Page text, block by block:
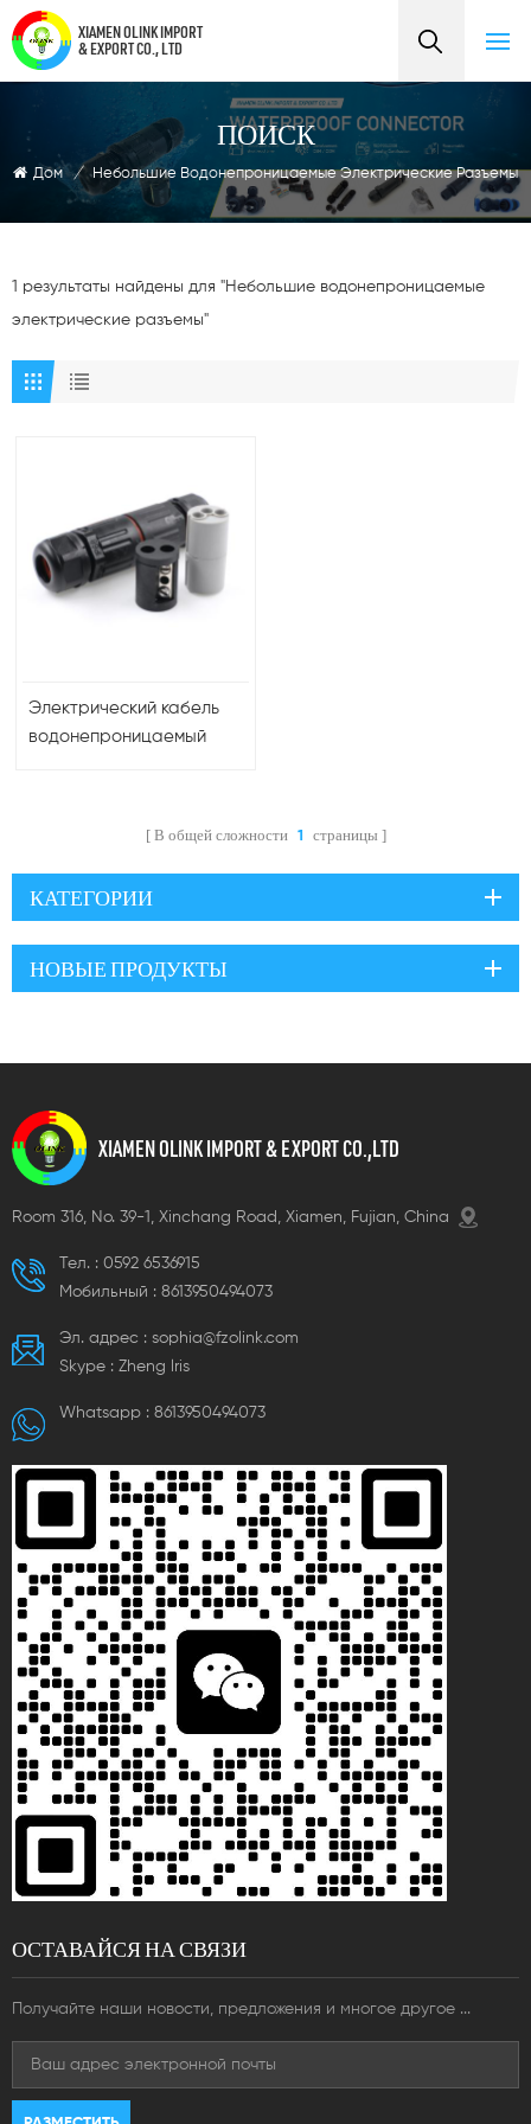
XIAMEN OLINK IMPORT
& EXPORT CO., LTD
ПОИСК
Дом / Небольшие Водонепроницаемые Электрические Разъемы
1 результаты найдены для "Небольшие водонепроницаемые
электрические разъемы"
Электрический кабель
водонепроницаемый
В общей сложности 1 страницы
КАТЕГОРИИ
НОВЫЕ ПРОДУКТЫ
XIAMEN OLINK IMPORT & EXPORT CO.,LTD
Room 316, No. 39-1, Xinchang Road, Xiamen, Fujian, China
Тел. : 0592 6536915
Мобильный : 8613950494073
Эл. адрес : sophia@fzolink.com
Skype : Zheng lris
Whatsapp : 8613950494073
ОСТАВАЙСЯ НА СВЯЗИ
Получайте наши новости, предложения и многое другое ...